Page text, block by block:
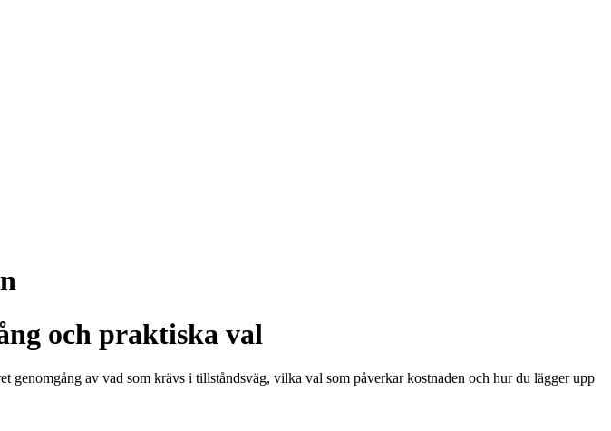
och praktiska val
av vad som krävs i tillståndsväg, vilka val som påverkar kostnaden och hur du lägger upp